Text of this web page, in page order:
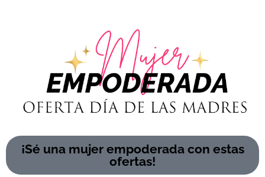
¡Sé una mujer empoderada con estas
ofertas!